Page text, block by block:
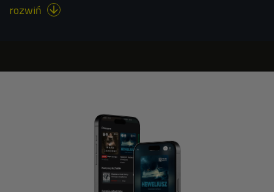
rozwiń 